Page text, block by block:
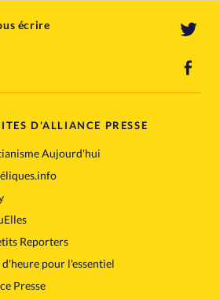
écrire
D'ALLIANCE PRESSE
Aujourd'hui
Reporters
pour l'essentiel
Presse